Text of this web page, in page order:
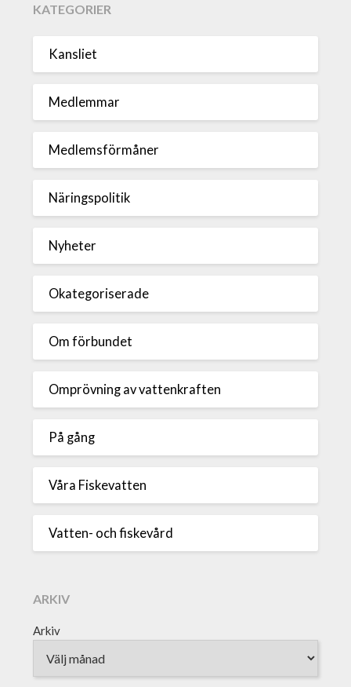
KATEGORIER
Kansliet
Medlemmar
Medlemsförmåner
Näringspolitik
Nyheter
Okategoriserade
Om förbundet
Omprövning av vattenkraften
På gång
Våra Fiskevatten
Vatten- och fiskevård
ARKIV
Arkiv